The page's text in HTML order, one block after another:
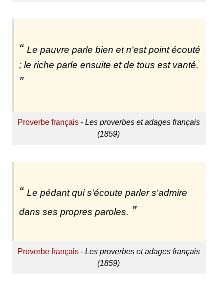
Le pauvre parle bien et n'est point écouté
; le riche parle ensuite et de tous est vanté.
Proverbe français- Les proverbes et adages français
(1859)
Le pédant qui s'écoute parler s'admire
dans ses propres paroles.
Proverbe français- Les proverbes et adages français
(1859)